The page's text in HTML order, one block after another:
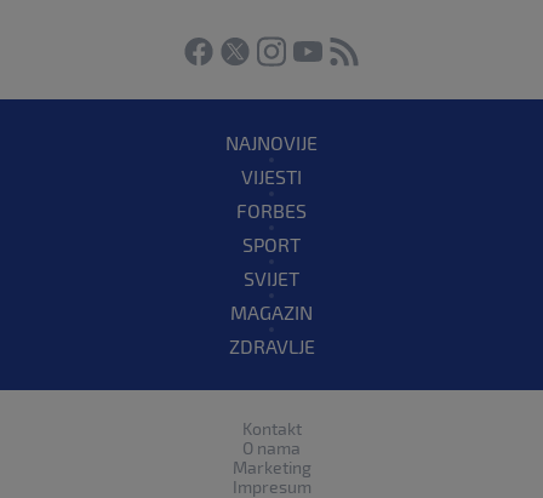
NAJNOVIJE
VIJESTI
FORBES
SPORT
SVIJET
MAGAZIN
ZDRAVLJE
Kontakt
O nama
Marketing
Impresum